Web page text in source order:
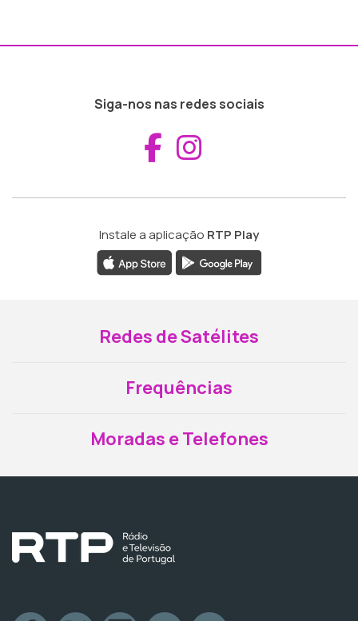
Siga-nos nas redes sociais
Aceder ao
Instale a aplicação RTP Play
Redes de Satélites
Frequências
Moradas e Telefones